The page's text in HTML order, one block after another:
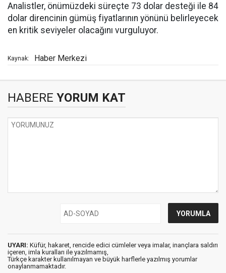
Analistler, önümüzdeki süreçte 73 dolar desteği ile 84
dolar direncinin gümüş fiyatlarının yönünü belirleyecek
en kritik seviyeler olacağını vurguluyor.
Kaynak: Haber Merkezi
HABERE YORUM KAT
UYARI: Küfür, hakaret, rencide edici cümleler veya imalar, inançlara saldırı
içeren, imla kuralları ile yazılmamış,
Türkçe karakter kullanılmayan ve büyük harflerle yazılmış yorumlar
onaylanmamaktadır.